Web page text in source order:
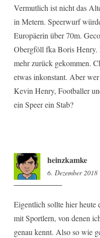
Vermutlich ist nicht das
in Metern. Speerwurf
Europäerin über 70m.
Obergföll fka Boris Henry.
mehr zurück gekommen.
etwas inkonstant. Aber
Kevin Henry, Footballer
ein Speer ein Stab?
heinzkamke
6. Dezember 2018
Eigentlich sollte hier heute
mit Sportlern, von denen
genau kennt. Also so wie